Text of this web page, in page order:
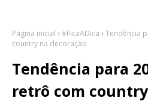
Página inicial #FicaADica
Tendência
country na decoração
Tendência para
retrô com